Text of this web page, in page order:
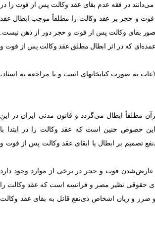
در فقه عدم بقای عقد وکالت پس از فوت را در
ق.م به تأسی از اجماع فقها عارض‌شدن فوت و حجر بر عقد وکالت را مطلقاً موجب ابطال عقد
نظیر عقد رهن و وصیت تصور بقای وکالت پس از فوت و حجر دور از ذهن نیست.
که در اثر ابطال مطلق عقد وکالت پس از فوت و
به صورت کتابخانه‏ای است و با مراجعه به اسناد،
ابطال می‌گردد و قانون مدنی ایران در
این
خصوص چنین است که عقد وکالت را در ابتدا با
بر ابطال یا ابقای عقد وکالت پس از فوت و
فوت و حجر در برخی از موارد وجود دارد
حقوقی نظیر مصر و فرانسه است که عقد وکالت را
ضرر و زیان اشخاص ذی‌نفع قائل به بقای عقد وکالت